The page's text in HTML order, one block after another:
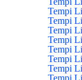
Tempi
Tempi
Tempi
Tempi
Tempi
Tempi
Tempi
Tempi